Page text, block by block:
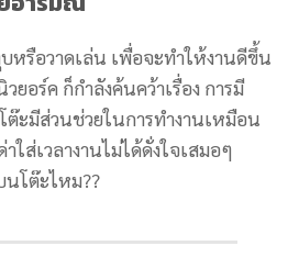
รือวาดเล่น เพื่อจะทำให้งานดีขึ้น
ยอร์ค ก็กำลังค้นคว้าเรื่อง การมี
ะมีส่วนช่วยในการทำงานเหมือน
ใส่เวลางานไม่ได้ดั่งใจเสมอๆ
นโต๊ะไหม??